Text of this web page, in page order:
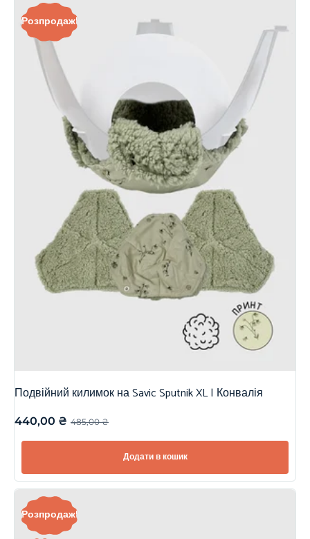
Розпродаж!
Подвійний килимок на Savic Sputnik XL | Конвалія
485,00₴
440,00 ₴
Додати в кошик
Розпродаж!